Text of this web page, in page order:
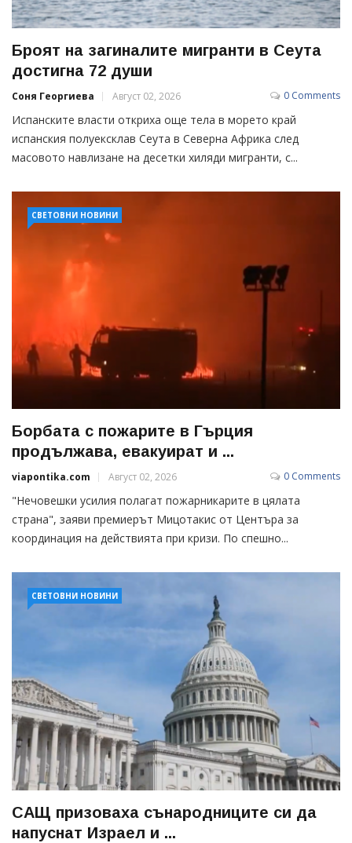
Броят на загиналите мигранти в Сеута
достигна 72 души
Соня Георгиева Август 02, 2026 0 Comments
Испанските власти откриха още тела в морето край
испанския полуексклав Сеута в Северна Африка след
масовото навлизане на десетки хиляди мигранти, с...
СВЕТОВНИ НОВИНИ
Борбата с пожарите в Гърция
продължава, евакуират и ...
viapontika.com Август 02, 2026 0 Comments
"Нечовешки усилия полагат пожарникарите в цялата
страна", заяви премиерът Мицотакис от Центъра за
координация на действията при кризи. По спешно...
СВЕТОВНИ НОВИНИ
САЩ призоваха сънародниците си да
напуснат Израел и ...